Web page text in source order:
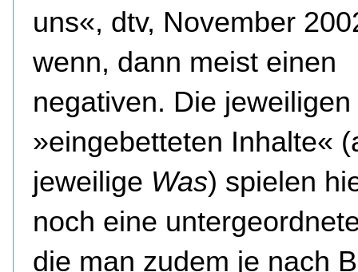
uns«, dtv, November
wenn, dann meist einen
negativen. Die jeweiligen
»eingebetteten Inhalte«
jeweilige Was) spielen
noch eine
die man zudem je nach